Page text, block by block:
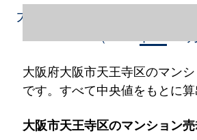
大阪府大阪市天王寺区のマン
大阪府大阪市天王寺区のマン
です。すべて中央値をもとに算
大阪市天王寺区のマンション